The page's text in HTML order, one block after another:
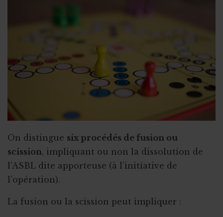
On distingue six procédés de fusion ou
scission, impliquant ou non la dissolution de
l'ASBL dite apporteuse (à l'initiative de
l'opération).
La fusion ou la scission peut impliquer :